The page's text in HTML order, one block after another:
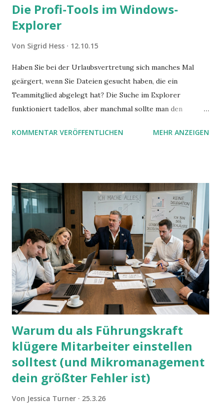
Die Profi-Tools im Windows-
Explorer
Von Sigrid Hess 12.10.15
Haben Sie bei der Urlaubsvertretung sich manches Mal
geärgert, wenn Sie Dateien gesucht haben, die ein
Teammitglied abgelegt hat? Die Suche im Explorer
funktioniert tadellos, aber manchmal sollte man den
mit UND oder ODER oder NICHT... Das geht so einfach,
KOMMENTAR VERÖFFENTLICHEN MEHR ANZEIGEN
Warum du als Führungskraft
klügere Mitarbeiter einstellen
solltest (und Mikromanagement
dein größter Fehler ist)
Von Jessica Turner 25.3.26